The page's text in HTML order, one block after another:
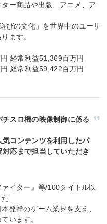
ー商品や出版、アニメ、ア
びの文化」を世界中のユーザ
ます。
経常利益51,369百万円
経常利益59,422百万円
スロ機の映像制御に係る
コンテンツを利用したパ
応まで担当していただき
イター』等/100タイトル以
発祥のゲーム業界を支え、
います。